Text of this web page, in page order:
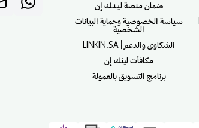
ضمان منصة ليـنـك إن
سياسة الخصوصية وحماية البيانات
الشخصية
الشكاوى والدعم | LINKIN.SA
مكافأت لينك إن
برنامج التسويق بالعمولة